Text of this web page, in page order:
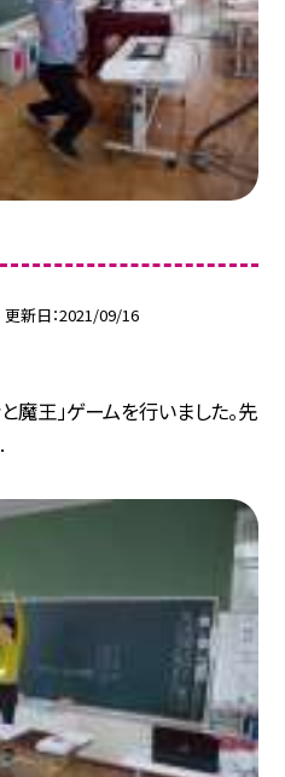
更新日 2021/09/16
魔王」ゲームを行いました。先